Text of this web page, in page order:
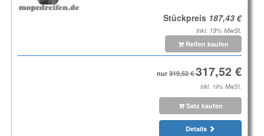
Stückpreis
inkl. 19% MwSt.
Reifen kaufen
nur
inkl. 19% MwSt.
Satz kaufen
Details